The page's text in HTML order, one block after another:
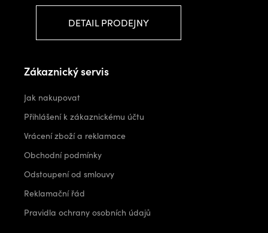
DETAIL PRODEJNY
Zákaznický servis
Jak nakupovat
Přihlášení k zákaznickému účtu
Vrácení zboží a reklamace
Obchodní podmínky
Odstoupení od smlouvy
Reklamační řád
Pravidla ochrany osobních údajů